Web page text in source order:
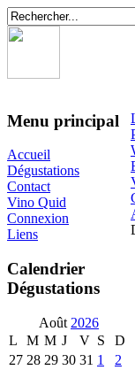
Menu principal
Accueil
Dégustations
Contact
Vino Quid
Connexion
Liens
Calendrier
Dégustations
Août 2026
L
M M J V S
D
27 28 29 30 31 1
2